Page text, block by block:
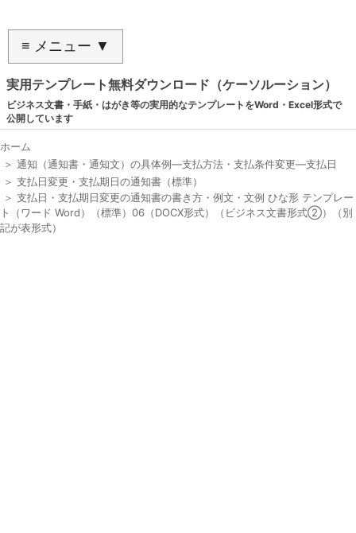
≡ メニュー ▼
実用テンプレート無料ダウンロード（ケーソルーション）
ビジネス文書・手紙・はがき等の実用的なテンプレートをWord・Excel形式で
公開しています
ホーム
＞ 通知（通知書・通知文）の具体例―支払方法・支払条件変更―支払日
＞ 支払日変更・支払期日の通知書（標準）
＞ 支払日・支払期日変更の通知書の書き方・例文・文例 ひな形 テンプレー
ト（ワード Word）（標準）06（DOCX形式）（ビジネス文書形式②）（別
記が表形式）